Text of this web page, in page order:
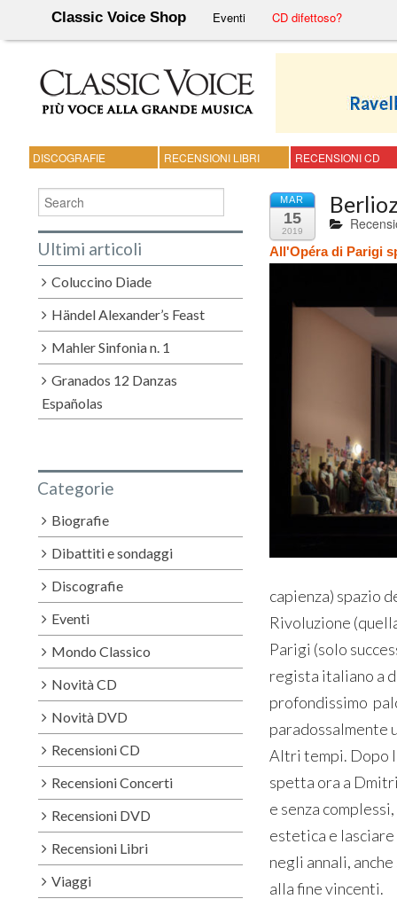
Classic Voice Shop Eventi CD difettoso?
DISCOGRAFIE RECENSIONI LIBRI RECENSIONI CD
MAR
15
2019
All'Opéra di Parigi
capienza) spazio
Rivoluzione
Parigi (solo
regista italiano a
profondissimo
paradossalmente
Altri tempi. Dopo
spetta ora a
e senza
estetica e
negli annali,
alla fine vincenti.
Ultimi articoli
Coluccino Diade
Händel Alexander’s Feast
Mahler Sinfonia n. 1
Granados 12 Danzas
Españolas
Categorie
Biografie
Dibattiti e sondaggi
Discografie
Eventi
Mondo Classico
Novità CD
Novità DVD
Recensioni CD
Recensioni Concerti
Recensioni DVD
Recensioni Libri
Viaggi